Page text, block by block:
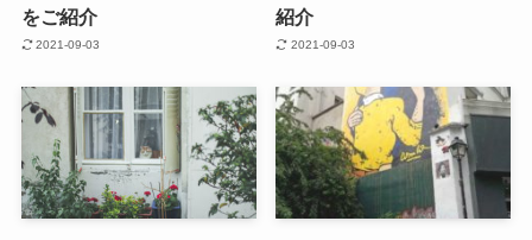
をご紹介
2021-09-03
紹介
2021-09-03